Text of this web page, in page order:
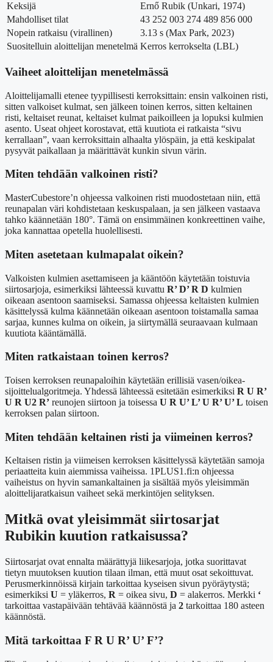
Keksijä
Ernő Rubik (Unkari, 1974)
Mahdolliset tilat
43 252 003 274 489 856 000
Nopein ratkaisu (virallinen)
3.13 s (Max Park, 2023)
Suositelluin aloittelijan menetelmä Kerros kerrokselta (LBL)
Vaiheet aloittelijan menetelmässä
Aloittelijamalli etenee tyypillisesti kerroksittain: ensin valkoinen risti,
sitten valkoiset kulmat, sen jälkeen toinen kerros, sitten keltainen
risti, keltaiset reunat, keltaiset kulmat paikoilleen ja lopuksi kulmien
asento. Useat ohjeet korostavat, että kuutiota ei ratkaista “sivu
kerrallaan”, vaan kerroksittain alhaalta ylöspäin, ja että keskipalat
pysyvät paikallaan ja määrittävät kunkin sivun värin.
Miten tehdään valkoinen risti?
MasterCubestore’n ohjeessa valkoinen risti muodostetaan niin, että
reunapalan väri kohdistetaan keskuspalaan, ja sen jälkeen vastaava
tahko käännetään 180°. Tämä on ensimmäinen konkreettinen vaihe,
joka kannattaa opetella huolellisesti.
Miten asetetaan kulmapalat oikein?
Valkoisten kulmien asettamiseen ja kääntöön käytetään toistuvia
siirtosarjoja, esimerkiksi lähteessä kuvattu R’ D’ R D kulmien
oikeaan asentoon saamiseksi. Samassa ohjeessa keltaisten kulmien
käsittelyssä kulma käännetään oikeaan asentoon toistamalla samaa
sarjaa, kunnes kulma on oikein, ja siirtymällä seuraavaan kulmaan
kuutiota kääntämällä.
Miten ratkaistaan toinen kerros?
Toisen kerroksen reunapaloihin käytetään erillisiä vasen/oikea-
sijoittelualgoritmeja. Yhdessä lähteessä esitetään esimerkiksi R U R’
U R U2 R’ reunojen siirtoon ja toisessa U R U’ L’ U R’ U’ L toisen
kerroksen palan siirtoon.
Miten tehdään keltainen risti ja viimeinen kerros?
Keltaisen ristin ja viimeisen kerroksen käsittelyssä käytetään samoja
periaatteita kuin aiemmissa vaiheissa. 1PLUS1.fi:n ohjeessa
vaiheistus on hyvin samankaltainen ja sisältää myös yleisimmän
aloittelijaratkaisun vaiheet sekä merkintöjen selityksen.
Mitkä ovat yleisimmät siirtosarjat
Rubikin kuution ratkaisussa?
Siirtosarjat ovat ennalta määrättyjä liikesarjoja, jotka suorittavat
tietyn muutoksen kuution tilaan ilman, että muut osat sekoittuvat.
Perusmerkinnöissä kirjain tarkoittaa kyseisen sivun pyöräytystä;
esimerkiksi U = yläkerros, R = oikea sivu, D = alakerros. Merkki ‘
tarkoittaa vastapäivään tehtävää käännöstä ja 2 tarkoittaa 180 asteen
käännöstä.
Mitä tarkoittaa F R U R’ U’ F’?